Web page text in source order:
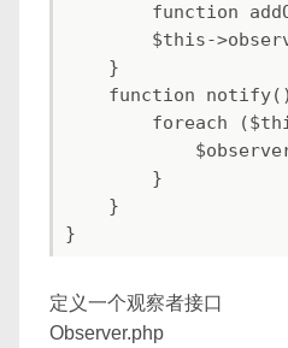
function
$this-
    }
function
foreach
        }
    }
定义一个观察者接口
Observer.php